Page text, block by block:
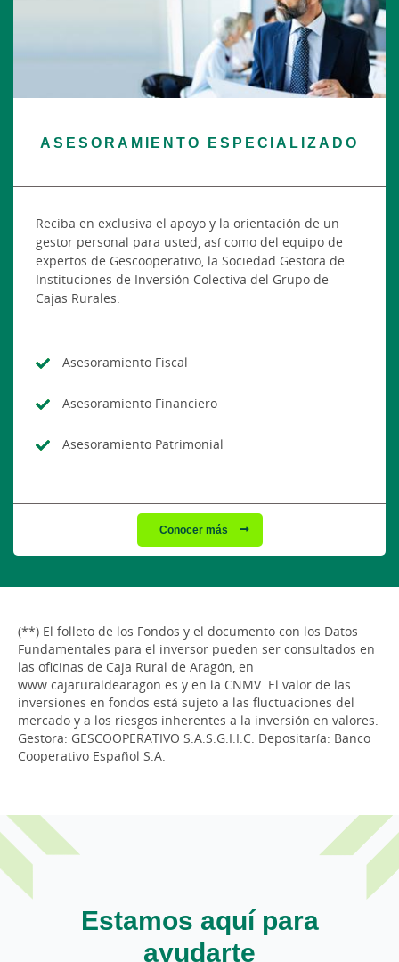
ASESORAMIENTO ESPECIALIZADO
Reciba en exclusiva el apoyo y la orientación de un
gestor personal para usted, así como del equipo de
expertos de Gescooperativo, la Sociedad Gestora de
Instituciones de Inversión Colectiva del Grupo de
Cajas Rurales.
Asesoramiento Fiscal
Asesoramiento Financiero
Asesoramiento Patrimonial
Conocer más
(**) El folleto de los Fondos y el documento con los Datos
Fundamentales para el inversor pueden ser consultados en
las oficinas de Caja Rural de Aragón, en
www.cajaruraldearagon.es y en la CNMV. El valor de las
inversiones en fondos está sujeto a las fluctuaciones del
mercado y a los riesgos inherentes a la inversión en valores.
Gestora: GESCOOPERATIVO S.A.S.G.I.I.C. Depositaría: Banco
Cooperativo Español S.A.
Estamos aquí para
ayudarte